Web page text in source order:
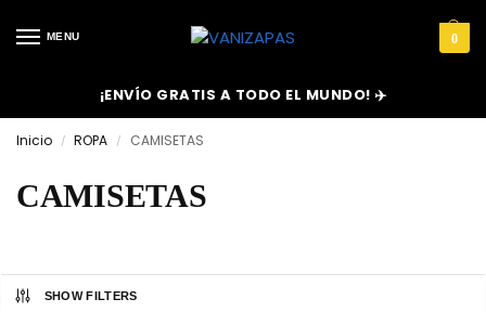
MENU 0
¡ENVÍO GRATIS A TODO EL MUNDO! ✈️
Inicio / ROPA / CAMISETAS
CAMISETAS
SHOW FILTERS